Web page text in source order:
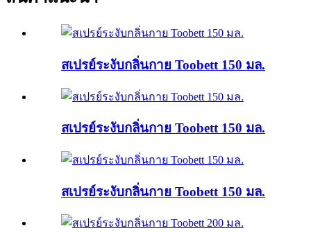
สเปรย์ระงับกลิ่นกาย Toobett 150 มล.
สเปรย์ระงับกลิ่นกาย Toobett 150 มล.
สเปรย์ระงับกลิ่นกาย Toobett 150 มล.